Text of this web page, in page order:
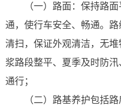
（一）路面：保持路
通，使行车安全、畅通。
清扫，保证外观清洁，无
浆路段整平、夏季及时防
通行；
（二）路基养护包括